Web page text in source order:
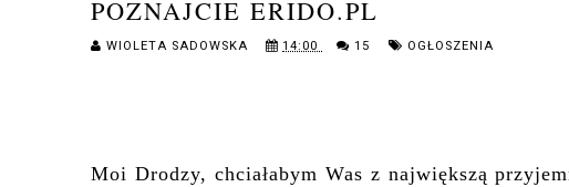
POZNAJCIE ERIDO.PL
WIOLETA SADOWSKA 14:00 15 OGŁOSZENIA
Moi Drodzy, chciałabym Was z największą